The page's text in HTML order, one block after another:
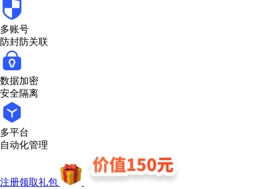
多账号
防封防关联
数据加密
安全隔离
多平台
自动化管理
注册领取礼包